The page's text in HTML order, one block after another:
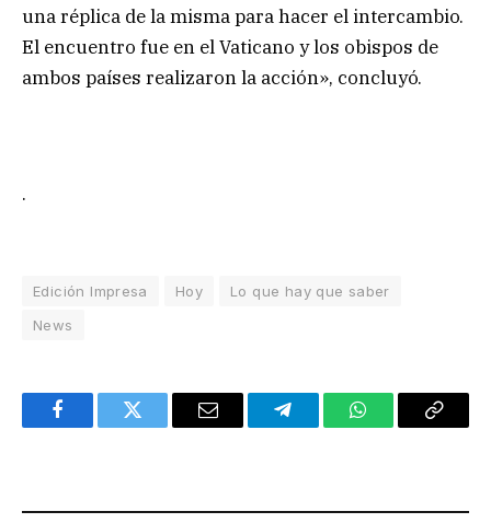
una réplica de la misma para hacer el intercambio.
El encuentro fue en el Vaticano y los obispos de
ambos países realizaron la acción», concluyó.
.
Edición Impresa Hoy
Lo que hay que saber
News
FacebookTwitter Email TelegramWhatsAppCopy